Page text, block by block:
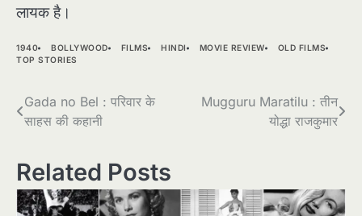
लायक है।
1940 BOLLYWOOD FILMS HINDI MOVIE REVIEW
OLD FILMS
TOP STORIES
Post
navigation
Gada no Bel : परिवार के
साहस की कहानी
Mugguru Maratilu : तीन
योद्धा राजकुमार
Related Posts